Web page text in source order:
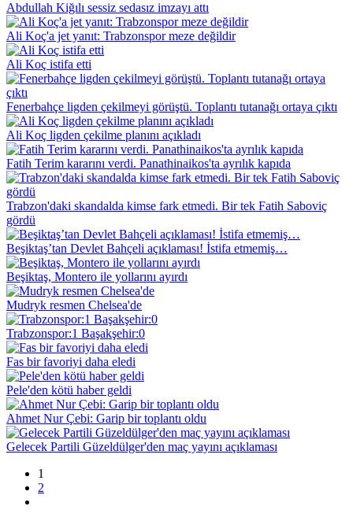
Abdullah Kiğılı sessiz sedasız imzayı attı
Ali Koç'a jet yanıt: Trabzonspor meze değildir
Ali Koç istifa etti
Fenerbahçe ligden çekilmeyi görüştü. Toplantı tutanağı ortaya çıktı
Ali Koç ligden çekilme planını açıkladı
Fatih Terim kararını verdi. Panathinaikos'ta ayrılık kapıda
Trabzon'daki skandalda kimse fark etmedi. Bir tek Fatih Saboviç
gördü
Beşiktaş’tan Devlet Bahçeli açıklaması! İstifa etmemiş…
Beşiktaş, Montero ile yollarını ayırdı
Mudryk resmen Chelsea'de
Trabzonspor:1 Başakşehir:0
Fas bir favoriyi daha eledi
Pele'den kötü haber geldi
Ahmet Nur Çebi: Garip bir toplantı oldu
Gelecek Partili Güzeldülger'den maç yayını açıklaması
1
2